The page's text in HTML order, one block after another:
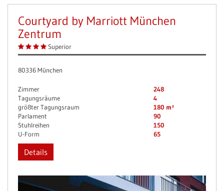
Courtyard by Marriott München
Zentrum
Superior
80336 München
Zimmer
248
Tagungsräume
4
größter Tagungsraum
180 m²
Parlament
90
Stuhlreihen
150
U-Form
65
Details